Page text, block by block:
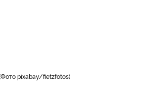
Фото pixabay/fietzfotos